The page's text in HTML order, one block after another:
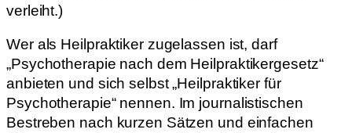
verleiht.)
Wer als Heilpraktiker zugelassen ist, darf
„Psychotherapie nach dem Heilpraktikergesetz“
anbieten und sich selbst „Heilpraktiker für
Psychotherapie“ nennen. Im journalistischen
Bestreben nach kurzen Sätzen und einfachen